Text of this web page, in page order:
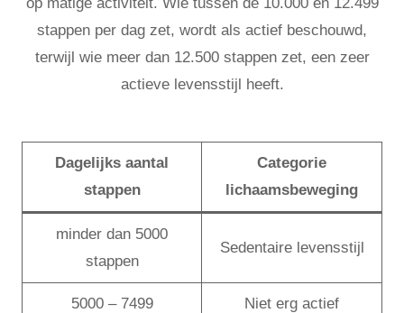
stappen per dag zet, wordt als actief beschouwd,
terwijl wie meer dan 12.500 stappen zet, een zeer
actieve levensstijl heeft.
Dagelijks aantal
stappen
Categorie
lichaamsbeweging
minder dan 5000
stappen
Sedentaire levensstijl
5000 – 7499 Niet erg actief